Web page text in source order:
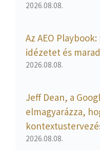
2026.08.08.
Az AEO
idézetet és
2026.08.08.
Jeff Dean, a
elmagyarázza,
2026.08.08.